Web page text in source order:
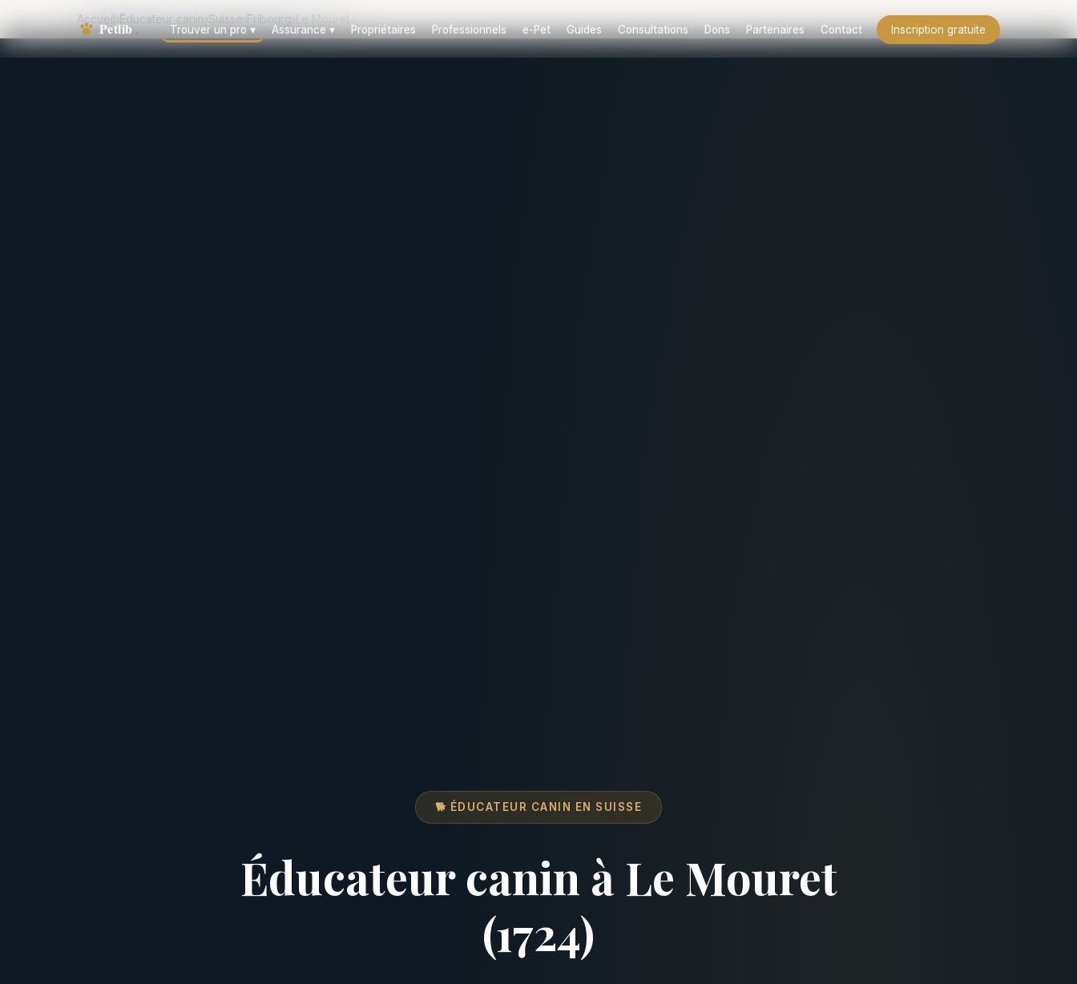
Trouver un pro▾ Assurance▾ Propriétaires Professionnels e-Pet Guides Consultations Dons Partenaires Contact Inscription gratuite
Accueil›Éducateur canin›Suisse›Fribourg›Le Mouret
🐕 ÉDUCATEUR CANIN EN SUISSE
Éducateur canin à Le Mouret
(1724)